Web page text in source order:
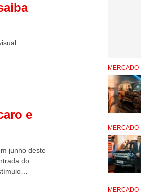
e
junho deste
do
MERCADO
MERCADO
MERCADO